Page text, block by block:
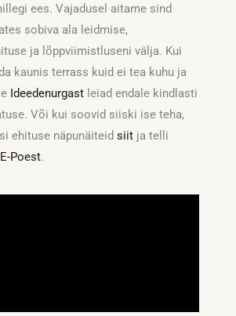
ees. Vajadusel aitame sind
sobiva ala leidmise,
ja lõppviimistluseni välja. Kui
kaunis terrass kuid ei tea kuhu ja
Ideedenurgast leiad endale kindlasti
Või kui soovid siiski ise teha,
ehituse näpunäiteid siit ja telli
E-Poest.